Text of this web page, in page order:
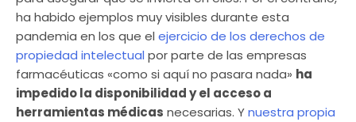
ha habido ejemplos muy visibles durante esta
pandemia en los que el ejercicio de los derechos de
propiedad intelectual por parte de las empresas
farmacéuticas «como si aquí no pasara nada» ha
impedido la disponibilidad y el acceso a
herramientas médicas necesarias. Ynuestra propia